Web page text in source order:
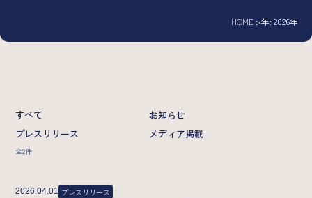
AIdea Engineers
Strategy
HOME 年: 2026年
すべて
お知らせ
プレスリリース
メディア掲載
全2件
2026.04.01 プレスリリース